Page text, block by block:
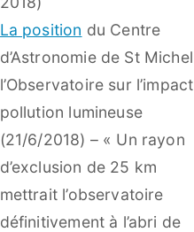
La position du Centre
d’Astronomiede St Michel
l’Observatoire sur l’impact
pollution lumineuse
(21/6/2018) – « Un rayon
d’exclusion de 25 km
mettrait l’observatoire
définitivement à l’abri de